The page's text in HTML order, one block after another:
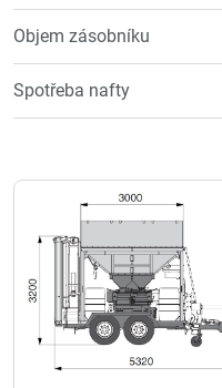
Objem zásobníku
Spotřeba nafty